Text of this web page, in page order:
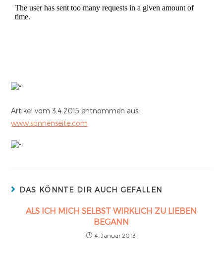
Artikel vom 3.4.2015 entnommen aus:
www.sonnenseite.com
DAS KÖNNTE DIR AUCH GEFALLEN
ALS ICH MICH SELBST WIRKLICH ZU LIEBEN
BEGANN
4. Januar 2013